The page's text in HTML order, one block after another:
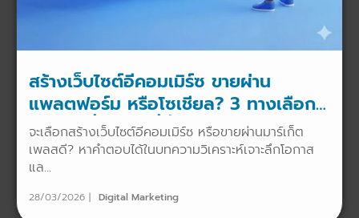
สร้างเว็บไซต์อีคอมเมิร์ซ ขายผ่าน
แพลตฟอร์ม หรือโซเชียล? 3 ทางเลือกปี
2026 เพื่อธุรกิจที่ยั่งยืน
จะเลือกสร้างเว็บไซต์อีคอมเมิร์ซ หรือขายผ่านมาร์เก็ต
เพลสดี? หาคำตอบได้ในบทความวิเคราะห์เจาะลึกโอกาส
แล...
28/03/2026 Digital Marketing